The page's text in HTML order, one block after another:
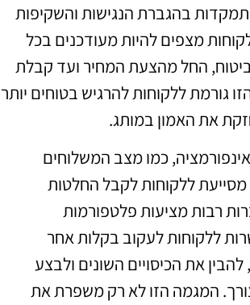
בהגברת הנגישות והשקיפות
מצפים להיות מעודכנים בכל
החל מהצעת המחיר ועד קבלת
גורמת ללקוחות להרגיש בטוחים יותר
את האמון במותג.
כמו מצב המשלוחים
מסייעת ללקוחות לקבל החלטות
רבות מציעות פלטפורמות
ללקוחות לעקוב בקלות אחר
את הכיסויים השונים ולבצע
המגמה הזו לא רק משפרת את